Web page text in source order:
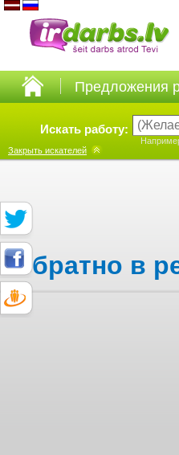
Предложения
Искать работу:
Закрыть искателей
Обратно в